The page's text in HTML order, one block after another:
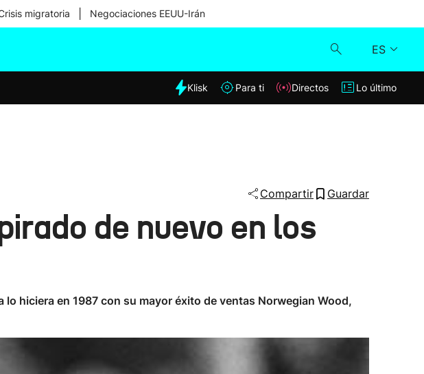
migratoria Negociaciones EEUU-Irán
ES
Klisk
Klisk Para ti Directos Lo último
Compartir Guardar
de nuevo en los
hiciera en 1987 con su mayor éxito de ventas Norwegian Wood,